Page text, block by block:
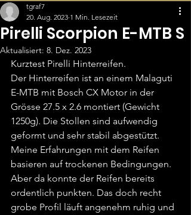
Pirelli Scorpion E-MTB S
tgraf7
20. Aug. 2023 1 Min. Lesezeit
Aktualisiert: 8. Dez. 2023
Kurztest Pirelli Hinterreifen.
Der Hinterreifen ist an einem Malaguti
E-MTB mit Bosch CX Motor in der
Grösse 27.5 x 2.6 montiert (Gewicht
1250g). Die Stollen sind aufwendig
geformt und sehr stabil abgestützt.
Meine Erfahrungen mit dem Reifen
basieren auf trockenen Bedingungen.
Aber da konnte der Reifen bereits
ordentlich punkten. Das doch recht
grobe Profil läuft angenehm ruhig und